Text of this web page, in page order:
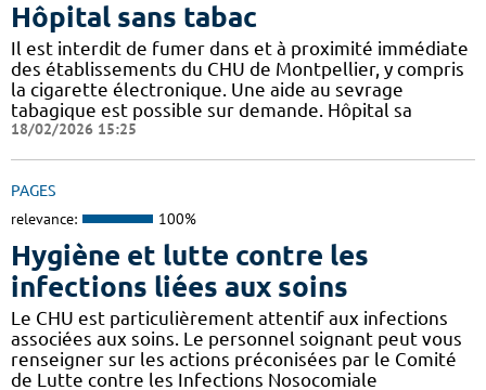
Hôpital sans tabac
Il est interdit de fumer dans et à proximité immédiate
des établissements du CHU de Montpellier, y compris
la cigarette électronique. Une aide au sevrage
tabagique est possible sur demande. Hôpital sa
18/02/2026 15:25
PAGES
relevance: 100%
Hygiène et lutte contre les
infections liées aux soins
Le CHU est particulièrement attentif aux infections
associées aux soins. Le personnel soignant peut vous
renseigner sur les actions préconisées par le Comité
de Lutte contre les Infections Nosocomiale